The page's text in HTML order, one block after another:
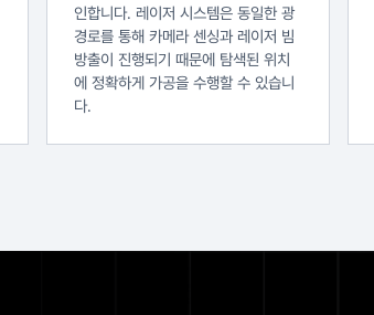
인합니다. 레이저 시스템은 동일한 광
경로를 통해 카메라 센싱과 레이저 빔
방출이 진행되기 때문에 탐색된 위치
에 정확하게 가공을 수행할 수 있습니
다.